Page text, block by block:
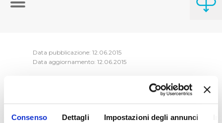
Consenso Dettagli Impostazioni degli annunci
Data pubblicazione: 12.06.2015
Data aggiornamento: 12.06.2015
Le dichiarazioni, nelle quali i soggetti hanno
dichiarato che non esistono cause di
inconferibilità dell'incarico, sono state
raccolte e sono depositate presso la